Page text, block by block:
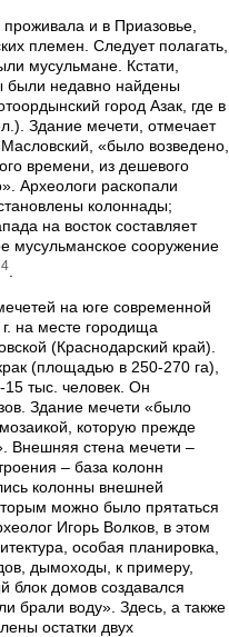
и в Приазовье,
племен. Следует полагать,
мусульмане. Кстати,
были недавно найдены
город Азак, где в
Здание мечети, отмечает
«было возведено,
времени, из дешевого
Археологи раскопали
колоннады;
на восток составляет
мусульманское сооружение
на юге современной
на месте городища
(Краснодарский край).
(площадью в 250-270 га),
15 тыс. человек. Он
Здание мечети «было
которую прежде
Внешняя стена мечети –
– база колонн
колонны внешней
можно было прятаться
Игорь Волков, в этом
особая планировка,
дымоходы, к примеру,
блок домов создавался
брали воду». Здесь, а также
остатки двух